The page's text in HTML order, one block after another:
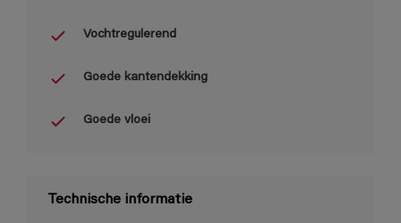
Vochtregulerend
Goede kantendekking
Goede vloei
Technische informatie